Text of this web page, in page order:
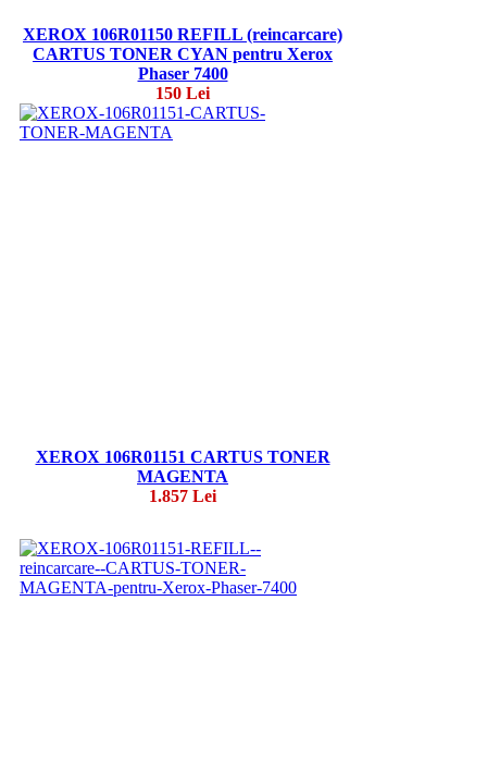
XEROX 106R01150 REFILL (reincarcare)
CARTUS TONER CYAN pentru Xerox
Phaser 7400
150 Lei
XEROX 106R01151 CARTUS TONER
MAGENTA
1.857 Lei